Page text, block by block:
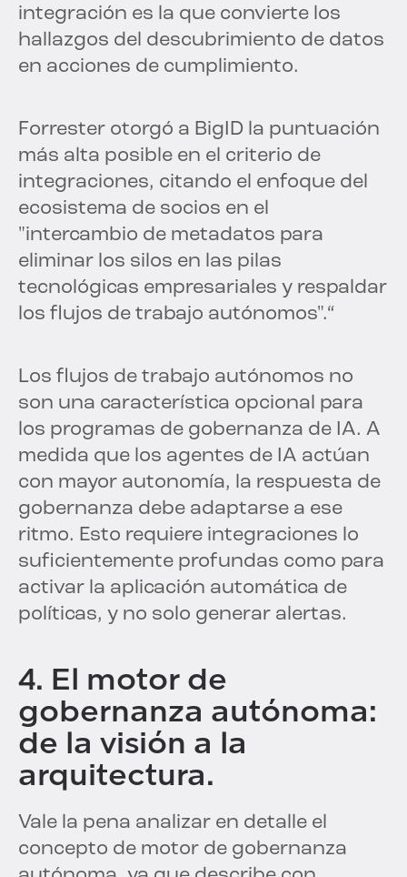
integración es la que convierte los
hallazgos del descubrimiento de datos
en acciones de cumplimiento.
Forrester otorgó a BigID la puntuación
más alta posible en el criterio de
integraciones, citando el enfoque del
ecosistema de socios en el
"intercambio de metadatos para
eliminar los silos en las pilas
tecnológicas empresariales y respaldar
los flujos de trabajo autónomos".“
Los flujos de trabajo autónomos no
son una característica opcional para
los programas de gobernanza de IA. A
medida que los agentes de IA actúan
con mayor autonomía, la respuesta de
gobernanza debe adaptarse a ese
ritmo. Esto requiere integraciones lo
suficientemente profundas como para
activar la aplicación automática de
políticas, y no solo generar alertas.
4. El motor de
gobernanza autónoma:
de la visión a la
arquitectura.
Vale la pena analizar en detalle el
concepto de motor de gobernanza